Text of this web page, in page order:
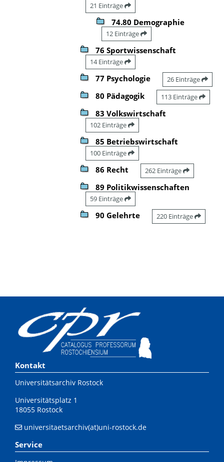
21 Einträge
74.80 Demographie
12 Einträge
76 Sportwissenschaft
14 Einträge
77 Psychologie 26 Einträge
80 Pädagogik 113 Einträge
83 Volkswirtschaft
102 Einträge
85 Betriebswirtschaft
100 Einträge
86 Recht 262 Einträge
89 Politikwissenschaften
59 Einträge
90 Gelehrte 220 Einträge
Kontakt
Universitätsarchiv Rostock
Universitätsplatz 1
18055 Rostock
universitaetsarchiv(at)uni-rostock.de
Service